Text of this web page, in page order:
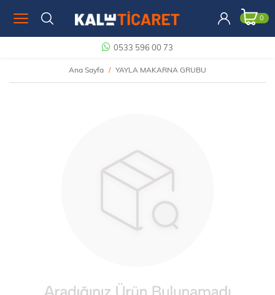
0
0533 596 00 73
Ana Sayfa YAYLA MAKARNA GRUBU